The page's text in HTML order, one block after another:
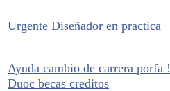
Urgente Diseñador en practica
Ayuda cambio de carrera porfa !
Duoc becas creditos